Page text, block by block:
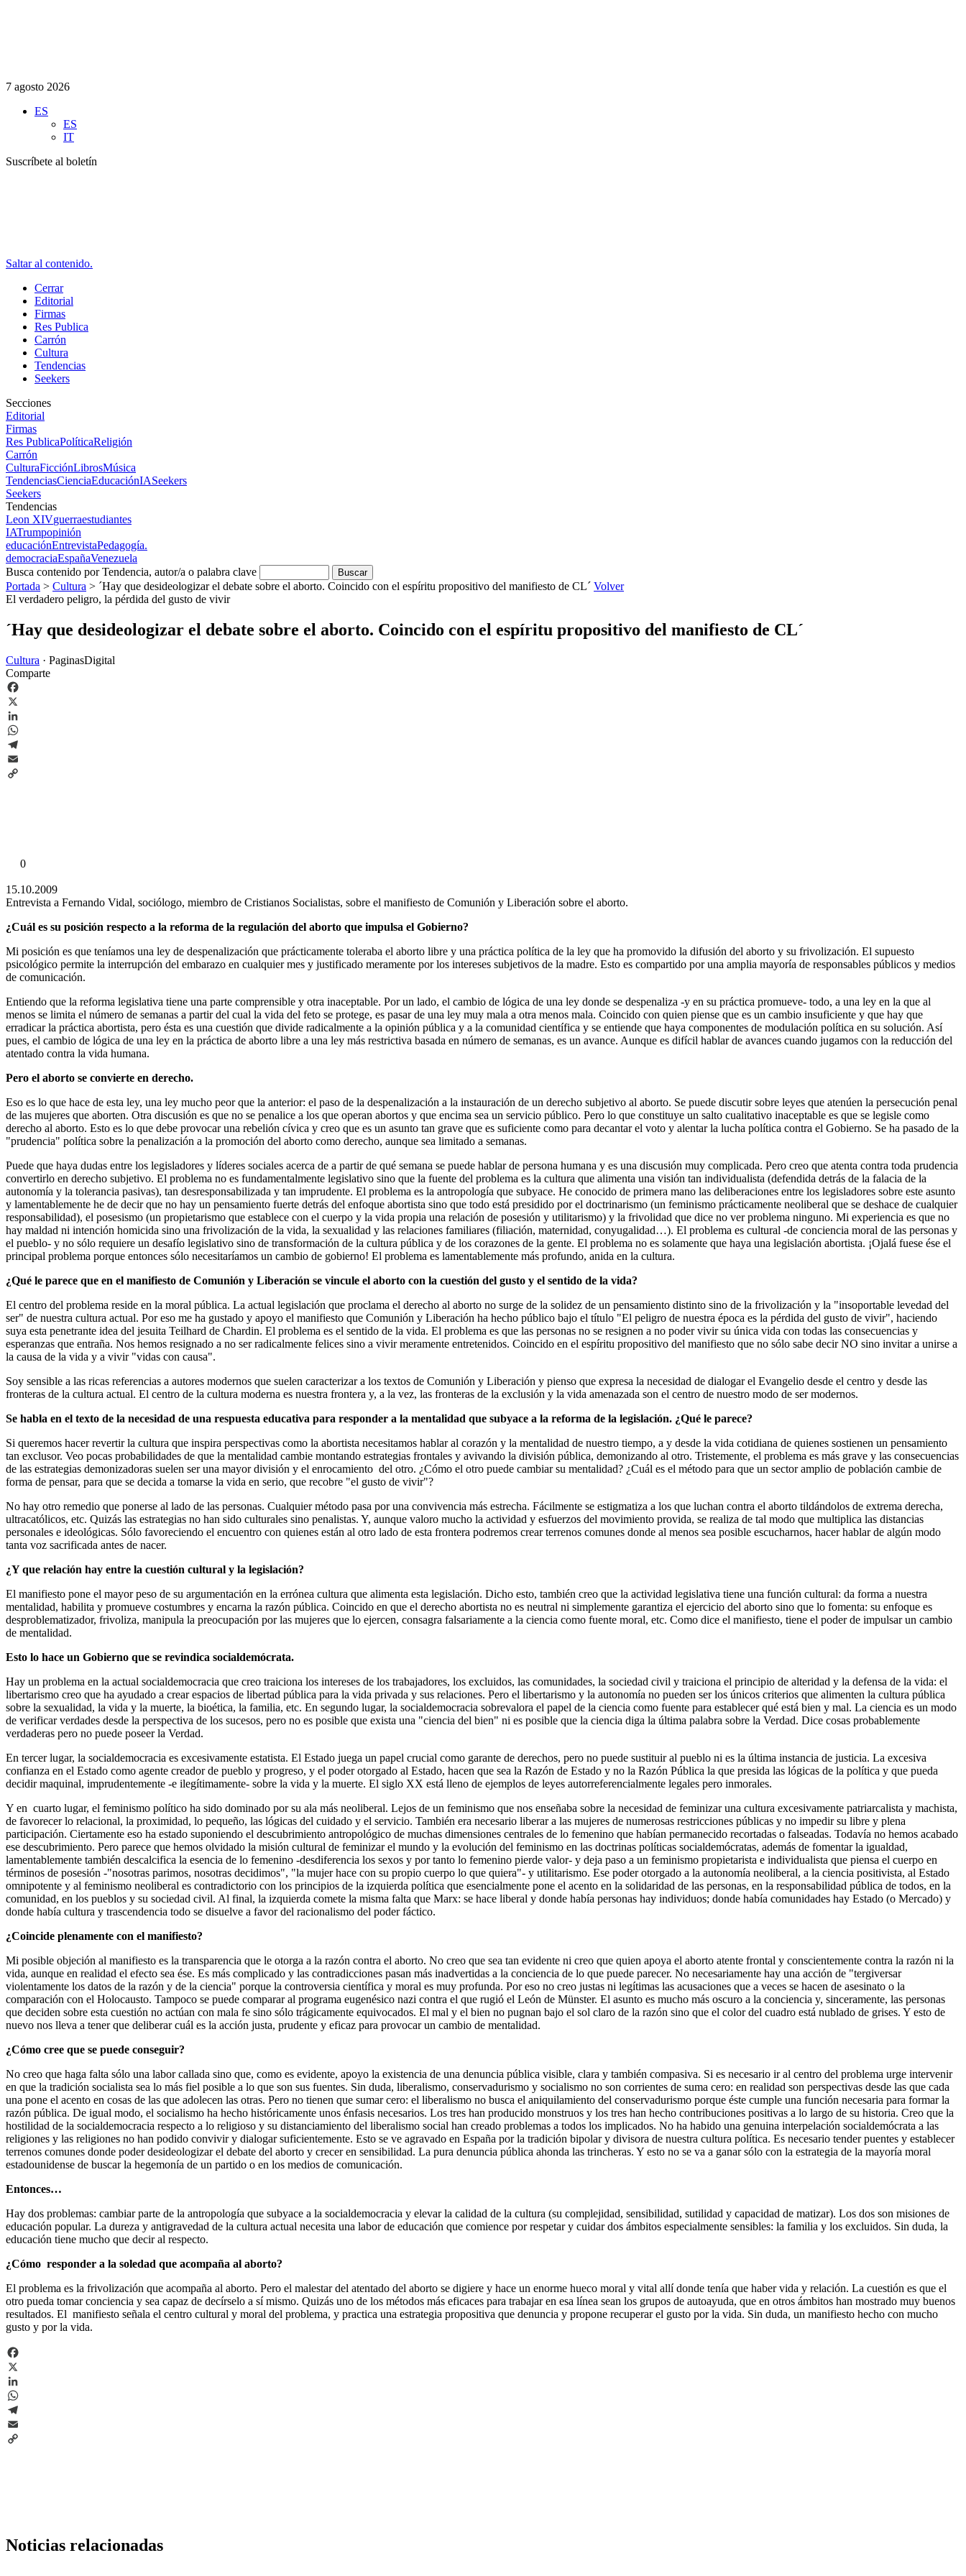
7 agosto 2026
ES
ES
IT
Suscríbete al boletín
Saltar al contenido.
Cerrar
Editorial
Firmas
Res Publica
Carrón
Cultura
Tendencias
Seekers
Secciones
Editorial
Firmas
Res PublicaPolíticaReligión
Carrón
CulturaFicciónLibrosMúsica
TendenciasCienciaEducaciónIASeekers
Seekers
Tendencias
Leon XIVguerraestudiantes
IATrumpopinión
educaciónEntrevistaPedagogía.
democraciaEspañaVenezuela
Busca contenido por Tendencia, autor/a o palabra clave
Portada > Cultura > ´Hay que desideologizar el debate sobre el aborto. Coincido con el espíritu propositivo del manifiesto de CL´ Volver
El verdadero peligro, la pérdida del gusto de vivir
´Hay que desideologizar el debate sobre el aborto. Coincido con el espíritu propositivo del manifiesto de CL´
Cultura · PaginasDigital
Comparte
Facebook
X
LinkedIn
WhatsApp
Telegram
Email
0
15.10.2009
Entrevista a Fernando Vidal, sociólogo, miembro de Cristianos Socialistas, sobre el manifiesto de Comunión y Liberación sobre el aborto.
¿Cuál es su posición respecto a la reforma de la regulación del aborto que impulsa el Gobierno?
Mi posición es que teníamos una ley de despenalización que prácticamente toleraba el aborto libre y una práctica política de la ley que ha promovido la difusión del aborto y su frivolización. El supuesto
psicológico permite la interrupción del embarazo en cualquier mes y justificado meramente por los intereses subjetivos de la madre. Esto es compartido por una amplia mayoría de responsables públicos y medios
de comunicación.
Entiendo que la reforma legislativa tiene una parte comprensible y otra inaceptable. Por un lado, el cambio de lógica de una ley donde se despenaliza -y en su práctica promueve- todo, a una ley en la que al
menos se limita el número de semanas a partir del cual la vida del feto se protege, es pasar de una ley muy mala a otra menos mala. Coincido con quien piense que es un cambio insuficiente y que hay que
erradicar la práctica abortista, pero ésta es una cuestión que divide radicalmente a la opinión pública y a la comunidad científica y se entiende que haya componentes de modulación política en su solución. Así
pues, el cambio de lógica de una ley en la práctica de aborto libre a una ley más restrictiva basada en número de semanas, es un avance. Aunque es difícil hablar de avances cuando jugamos con la reducción del
atentado contra la vida humana.
Pero el aborto se convierte en derecho.
Eso es lo que hace de esta ley, una ley mucho peor que la anterior: el paso de la despenalización a la instauración de un derecho subjetivo al aborto. Se puede discutir sobre leyes que atenúen la persecución penal
de las mujeres que aborten. Otra discusión es que no se penalice a los que operan abortos y que encima sea un servicio público. Pero lo que constituye un salto cualitativo inaceptable es que se legisle como
derecho al aborto. Esto es lo que debe provocar una rebelión cívica y creo que es un asunto tan grave que es suficiente como para decantar el voto y alentar la lucha política contra el Gobierno. Se ha pasado de la
"prudencia" política sobre la penalización a la promoción del aborto como derecho, aunque sea limitado a semanas.
Puede que haya dudas entre los legisladores y líderes sociales acerca de a partir de qué semana se puede hablar de persona humana y es una discusión muy complicada. Pero creo que atenta contra toda prudencia
convertirlo en derecho subjetivo. El problema no es fundamentalmente legislativo sino que la fuente del problema es la cultura que alimenta una visión tan individualista (defendida detrás de la falacia de la
autonomía y la tolerancia pasivas), tan desresponsabilizada y tan imprudente. El problema es la antropología que subyace. He conocido de primera mano las deliberaciones entre los legisladores sobre este asunto
y lamentablemente he de decir que no hay un pensamiento fuerte detrás del enfoque abortista sino que todo está presidido por el doctrinarismo (un feminismo prácticamente neoliberal que se deshace de cualquier
responsabilidad), el posesismo (un propietarismo que establece con el cuerpo y la vida propia una relación de posesión y utilitarismo) y la frivolidad que dice no ver problema ninguno. Mi experiencia es que no
hay maldad ni intención homicida sino una frivolización de la vida, la sexualidad y las relaciones familiares (filiación, maternidad, conyugalidad…). El problema es cultural -de conciencia moral de las personas y
el pueblo- y no sólo requiere un desafío legislativo sino de transformación de la cultura pública y de los corazones de la gente. El problema no es solamente que haya una legislación abortista. ¡Ojalá fuese ése el
principal problema porque entonces sólo necesitaríamos un cambio de gobierno! El problema es lamentablemente más profundo, anida en la cultura.
¿Qué le parece que en el manifiesto de Comunión y Liberación se vincule el aborto con la cuestión del gusto y el sentido de la vida?
El centro del problema reside en la moral pública. La actual legislación que proclama el derecho al aborto no surge de la solidez de un pensamiento distinto sino de la frivolización y la "insoportable levedad del
ser" de nuestra cultura actual. Por eso me ha gustado y apoyo el manifiesto que Comunión y Liberación ha hecho público bajo el título "El peligro de nuestra época es la pérdida del gusto de vivir", haciendo
suya esta penetrante idea del jesuita Teilhard de Chardin. El problema es el sentido de la vida. El problema es que las personas no se resignen a no poder vivir su única vida con todas las consecuencias y
esperanzas que entraña. Nos hemos resignado a no ser radicalmente felices sino a vivir meramente entretenidos. Coincido en el espíritu propositivo del manifiesto que no sólo sabe decir NO sino invitar a unirse a
la causa de la vida y a vivir "vidas con causa".
Soy sensible a las ricas referencias a autores modernos que suelen caracterizar a los textos de Comunión y Liberación y pienso que expresa la necesidad de dialogar el Evangelio desde el centro y desde las
fronteras de la cultura actual. El centro de la cultura moderna es nuestra frontera y, a la vez, las fronteras de la exclusión y la vida amenazada son el centro de nuestro modo de ser modernos.
Se habla en el texto de la necesidad de una respuesta educativa para responder a la mentalidad que subyace a la reforma de la legislación. ¿Qué le parece?
Si queremos hacer revertir la cultura que inspira perspectivas como la abortista necesitamos hablar al corazón y la mentalidad de nuestro tiempo, a y desde la vida cotidiana de quienes sostienen un pensamiento
tan exclusor. Veo pocas probabilidades de que la mentalidad cambie montando estrategias frontales y avivando la división pública, demonizando al otro. Tristemente, el problema es más grave y las consecuencias
de las estrategias demonizadoras suelen ser una mayor división y el enrocamiento del otro. ¿Cómo el otro puede cambiar su mentalidad? ¿Cuál es el método para que un sector amplio de población cambie de
forma de pensar, para que se decida a tomarse la vida en serio, que recobre "el gusto de vivir"?
No hay otro remedio que ponerse al lado de las personas. Cualquier método pasa por una convivencia más estrecha. Fácilmente se estigmatiza a los que luchan contra el aborto tildándolos de extrema derecha,
ultracatólicos, etc. Quizás las estrategias no han sido culturales sino penalistas. Y, aunque valoro mucho la actividad y esfuerzos del movimiento provida, se realiza de tal modo que multiplica las distancias
personales e ideológicas. Sólo favoreciendo el encuentro con quienes están al otro lado de esta frontera podremos crear terrenos comunes donde al menos sea posible escucharnos, hacer hablar de algún modo
tanta voz sacrificada antes de nacer.
¿Y que relación hay entre la cuestión cultural y la legislación?
El manifiesto pone el mayor peso de su argumentación en la errónea cultura que alimenta esta legislación. Dicho esto, también creo que la actividad legislativa tiene una función cultural: da forma a nuestra
mentalidad, habilita y promueve costumbres y encarna la razón pública. Coincido en que el derecho abortista no es neutral ni simplemente garantiza el ejercicio del aborto sino que lo fomenta: su enfoque es
desproblematizador, frivoliza, manipula la preocupación por las mujeres que lo ejercen, consagra falsariamente a la ciencia como fuente moral, etc. Como dice el manifiesto, tiene el poder de impulsar un cambio
de mentalidad.
Esto lo hace un Gobierno que se revindica socialdemócrata.
Hay un problema en la actual socialdemocracia que creo traiciona los intereses de los trabajadores, los excluidos, las comunidades, la sociedad civil y traiciona el principio de alteridad y la defensa de la vida: el
libertarismo creo que ha ayudado a crear espacios de libertad pública para la vida privada y sus relaciones. Pero el libertarismo y la autonomía no pueden ser los únicos criterios que alimenten la cultura pública
sobre la sexualidad, la vida y la muerte, la bioética, la familia, etc. En segundo lugar, la socialdemocracia sobrevalora el papel de la ciencia como fuente para establecer qué está bien y mal. La ciencia es un modo
de verificar verdades desde la perspectiva de los sucesos, pero no es posible que exista una "ciencia del bien" ni es posible que la ciencia diga la última palabra sobre la Verdad. Dice cosas probablemente
verdaderas pero no puede poseer la Verdad.
En tercer lugar, la socialdemocracia es excesivamente estatista. El Estado juega un papel crucial como garante de derechos, pero no puede sustituir al pueblo ni es la última instancia de justicia. La excesiva
confianza en el Estado como agente creador de pueblo y progreso, y el poder otorgado al Estado, hacen que sea la Razón de Estado y no la Razón Pública la que presida las lógicas de la política y que pueda
decidir maquinal, imprudentemente -e ilegítimamente- sobre la vida y la muerte. El siglo XX está lleno de ejemplos de leyes autorreferencialmente legales pero inmorales.
Y en cuarto lugar, el feminismo político ha sido dominado por su ala más neoliberal. Lejos de un feminismo que nos enseñaba sobre la necesidad de feminizar una cultura excesivamente patriarcalista y machista,
de favorecer lo relacional, la proximidad, lo pequeño, las lógicas del cuidado y el servicio. También era necesario liberar a las mujeres de numerosas restricciones públicas y no impedir su libre y plena
participación. Ciertamente eso ha estado suponiendo el descubrimiento antropológico de muchas dimensiones centrales de lo femenino que habían permanecido recortadas o falseadas. Todavía no hemos acabado
ese descubrimiento. Pero parece que hemos olvidado la misión cultural de feminizar el mundo y la evolución del feminismo en las doctrinas políticas socialdemócratas, además de fomentar la igualdad,
lamentablemente también descalcifica la esencia de lo femenino -desdiferencia los sexos y por tanto lo femenino pierde valor- y deja paso a un feminismo propietarista e individualista que piensa el cuerpo en
términos de posesión -"nosotras parimos, nosotras decidimos", "la mujer hace con su propio cuerpo lo que quiera"- y utilitarismo. Ese poder otorgado a la autonomía neoliberal, a la ciencia positivista, al Estado
omnipotente y al feminismo neoliberal es contradictorio con los principios de la izquierda política que esencialmente pone el acento en la solidaridad de las personas, en la responsabilidad pública de todos, en la
comunidad, en los pueblos y su sociedad civil. Al final, la izquierda comete la misma falta que Marx: se hace liberal y donde había personas hay individuos; donde había comunidades hay Estado (o Mercado) y
donde había cultura y trascendencia todo se disuelve a favor del racionalismo del poder fáctico.
¿Coincide plenamente con el manifiesto?
Mi posible objeción al manifiesto es la transparencia que le otorga a la razón contra el aborto. No creo que sea tan evidente ni creo que quien apoya el aborto atente frontal y conscientemente contra la razón ni la
vida, aunque en realidad el efecto sea ése. Es más complicado y las contradicciones pasan más inadvertidas a la conciencia de lo que puede parecer. No necesariamente hay una acción de "tergiversar
violentamente los datos de la razón y de la ciencia" porque la controversia científica y moral es muy profunda. Por eso no creo justas ni legítimas las acusaciones que a veces se hacen de asesinato o la
comparación con el Holocausto. Tampoco se puede comparar al programa eugenésico nazi contra el que rugió el León de Münster. El asunto es mucho más oscuro a la conciencia y, sinceramente, las personas
que deciden sobre esta cuestión no actúan con mala fe sino sólo trágicamente equivocados. El mal y el bien no pugnan bajo el sol claro de la razón sino que el color del cuadro está nublado de grises. Y esto de
nuevo nos lleva a tener que deliberar cuál es la acción justa, prudente y eficaz para provocar un cambio de mentalidad.
¿Cómo cree que se puede conseguir?
No creo que haga falta sólo una labor callada sino que, como es evidente, apoyo la existencia de una denuncia pública visible, clara y también compasiva. Si es necesario ir al centro del problema urge intervenir
en que la tradición socialista sea lo más fiel posible a lo que son sus fuentes. Sin duda, liberalismo, conservadurismo y socialismo no son corrientes de suma cero: en realidad son perspectivas desde las que cada
una pone el acento en cosas de las que adolecen las otras. Pero no tienen que sumar cero: el liberalismo no busca el aniquilamiento del conservadurismo porque éste cumple una función necesaria para formar la
razón pública. De igual modo, el socialismo ha hecho históricamente unos énfasis necesarios. Los tres han producido monstruos y los tres han hecho contribuciones positivas a lo largo de su historia. Creo que la
hostilidad de la socialdemocracia respecto a lo religioso y su distanciamiento del liberalismo social han creado problemas a todos los implicados. No ha habido una genuina interpelación socialdemócrata a las
religiones y las religiones no han podido convivir y dialogar suficientemente. Esto se ve agravado en España por la tradición bipolar y divisora de nuestra cultura política. Es necesario tender puentes y establecer
terrenos comunes donde poder desideologizar el debate del aborto y crecer en sensibilidad. La pura denuncia pública ahonda las trincheras. Y esto no se va a ganar sólo con la estrategia de la mayoría moral
estadounidense de buscar la hegemonía de un partido o en los medios de comunicación.
Entonces…
Hay dos problemas: cambiar parte de la antropología que subyace a la socialdemocracia y elevar la calidad de la cultura (su complejidad, sensibilidad, sutilidad y capacidad de matizar). Los dos son misiones de
educación popular. La dureza y antigravedad de la cultura actual necesita una labor de educación que comience por respetar y cuidar dos ámbitos especialmente sensibles: la familia y los excluidos. Sin duda, la
educación tiene mucho que decir al respecto.
¿Cómo responder a la soledad que acompaña al aborto?
El problema es la frivolización que acompaña al aborto. Pero el malestar del atentado del aborto se digiere y hace un enorme hueco moral y vital allí donde tenía que haber vida y relación. La cuestión es que el
otro pueda tomar conciencia y sea capaz de decírselo a sí mismo. Quizás uno de los métodos más eficaces para trabajar en esa línea sean los grupos de autoayuda, que en otros ámbitos han mostrado muy buenos
resultados. El manifiesto señala el centro cultural y moral del problema, y practica una estrategia propositiva que denuncia y propone recuperar el gusto por la vida. Sin duda, un manifiesto hecho con mucho
gusto y por la vida.
Facebook
X
LinkedIn
WhatsApp
Telegram
Email
Noticias relacionadas